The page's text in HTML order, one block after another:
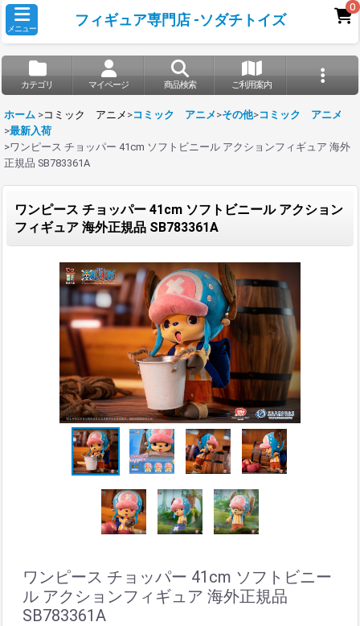
メニュー
フィギュア専門店 -ソダチトイズ
0
カテゴリ マイページ 商品検索 ご利用案内
ホーム >コミック アニメ >コミック アニメ >その他>コミック アニメ
>最新入荷
>ワンピース チョッパー 41cm ソフトビニール アクションフィギュア 海外
正規品 SB783361A
ワンピース チョッパー 41cm ソフトビニール アクション
フィギュア 海外正規品 SB783361A
ワンピース チョッパー 41cm ソフトビニー
ル アクションフィギュア 海外正規品
SB783361A